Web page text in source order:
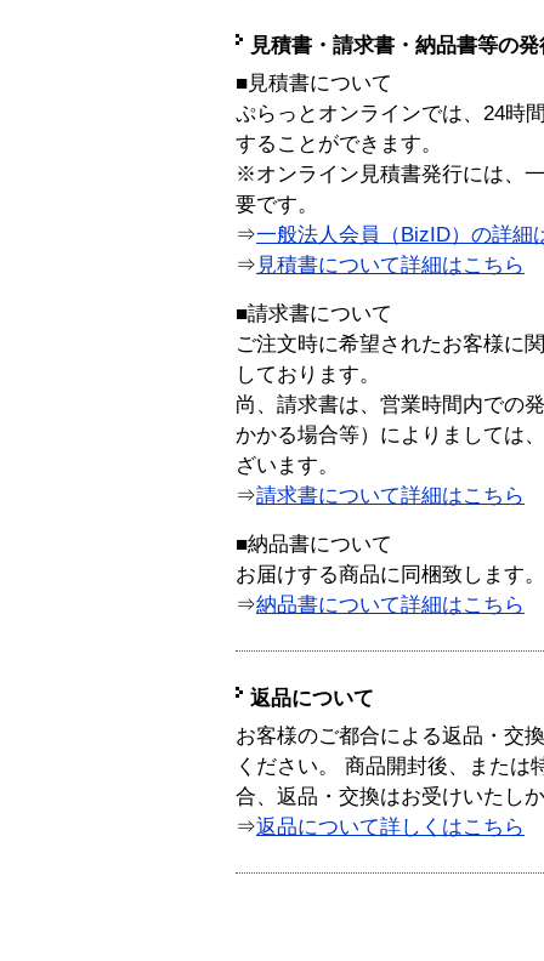
見積書・請求書・納品書等の
■見積書について
ぷらっとオンラインでは、24時
することができます。
※オンライン見積書発行には、
要です。
⇒一般法人会員（BizID）の詳細
⇒ 見積書について詳細はこちら
■請求書について
ご注文時に希望されたお客様に
しております。
尚、請求書は、営業時間内での
かかる場合等）によりましては
ざいます。
⇒請求書について詳細はこちら
■納品書について
お届けする商品に同梱致します。
⇒納品書について詳細はこちら
返品について
お客様のご都合による返品・交
ください。 商品開封後、または
合、返品・交換はお受けいたし
⇒返品について詳しくはこちら